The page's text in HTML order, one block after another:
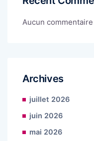
Aucun
Archives
juillet 2026
juin 2026
mai 2026